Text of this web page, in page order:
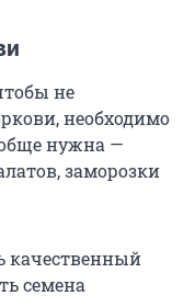
не
необходимо
нужна —
заморозки
качественный
семена